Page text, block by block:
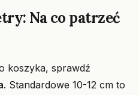
Na co patrzeć
koszyka, sprawdź
. Standardowe 10-12 cm to